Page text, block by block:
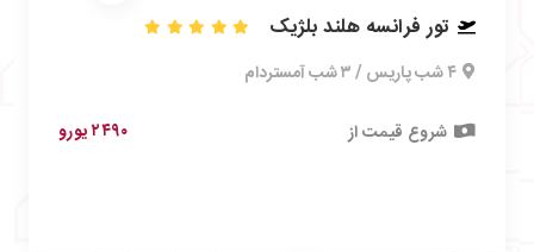
تور فرانسه هلند بلژیک
۴ شب پاریس / ۳ شب آمستردام
شروع قیمت از ۲۴۹۰ یورو